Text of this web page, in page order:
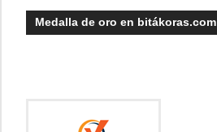
Medalla de oro en bitákoras.com